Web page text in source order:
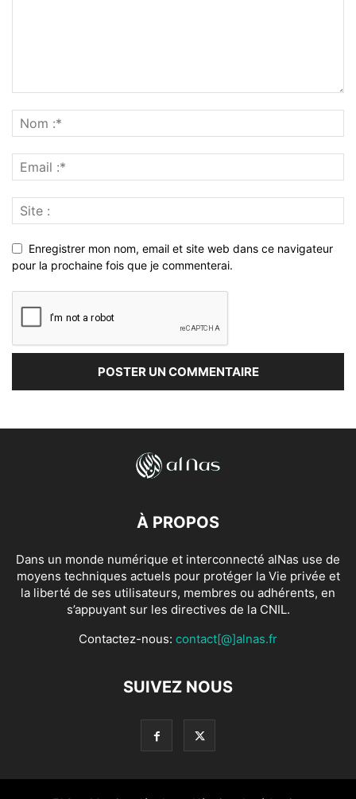
Enregistrer mon nom, email et site web dans ce navigateur
pour la prochaine fois que je commenterai.
À PROPOS
Dans un monde numérique et interconnecté alNas use de
moyens techniques actuels pour protéger la Vie privée et
la liberté de ses utilisateurs, membres ou adhérents, en
s’appuyant sur les directives de la CNIL.
Contactez-nous: contact[@]alnas.fr
SUIVEZ NOUS